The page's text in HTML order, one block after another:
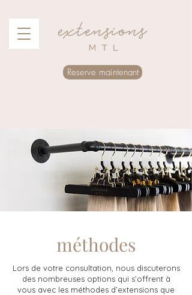
Reserve maintenant
méthodes
Lors de votre consultation, nous discuterons
des nombreuses options qui s’offrent à
vous avec les méthodes d’extensions que